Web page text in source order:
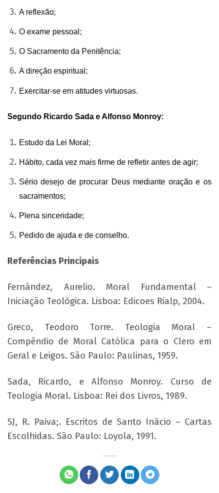
A reflexão;
O exame pessoal;
O Sacramento da Penitência;
A direção espiritual;
Exercitar-se em atitudes virtuosas.
Segundo Ricardo Sada e Alfonso Monroy:
Estudo da Lei Moral;
Hábito, cada vez mais firme de refletir antes de agir;
Sério desejo de procurar Deus mediante oração e os
sacramentos;
Plena sinceridade;
Pedido de ajuda e de conselho.
Referências Principais
Fernández, Aurelio. Moral Fundamental –
Iniciação Teológica. Lisboa: Edicoes Rialp, 2004.
Greco, Teodoro Torre. Teologia Moral –
Compêndio de Moral Católica para o Clero em
Geral e Leigos. São Paulo: Paulinas, 1959.
Sada, Ricardo, e Alfonso Monroy. Curso de
Teologia Moral. Lisboa: Rei dos Livros, 1989.
SJ, R. Paiva;. Escritos de Santo Inácio – Cartas
Escolhidas. São Paulo: Loyola, 1991.